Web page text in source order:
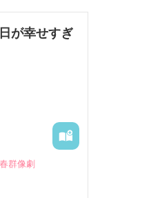
が幸せすぎ
群像劇